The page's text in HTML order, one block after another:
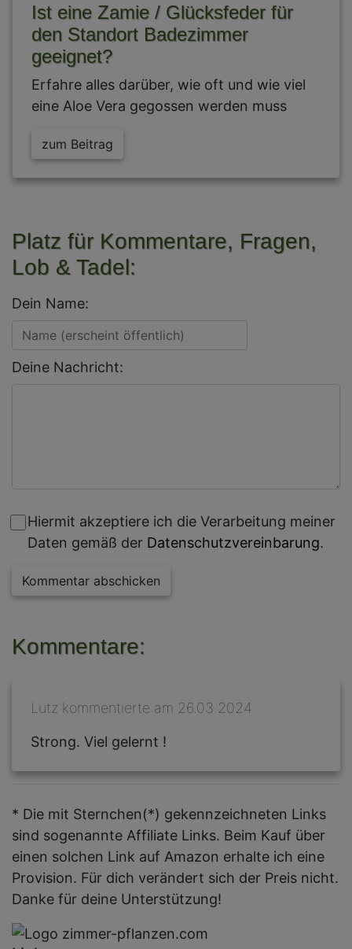
Ist eine Zamie / Glücksfeder für
den Standort Badezimmer
geeignet?
Erfahre alles darüber, wie oft und wie viel
eine Aloe Vera gegossen werden muss
zum Beitrag
Platz für Kommentare, Fragen,
Lob & Tadel:
Dein Name:
Deine Nachricht:
Hiermit akzeptiere ich die Verarbeitung meiner
Daten gemäß der Datenschutzvereinbarung.
Kommentar abschicken
Kommentare:
Lutz kommentierte am 26.03 2024
Strong. Viel gelernt !
* Die mit Sternchen(*) gekennzeichneten Links
sind sogenannte Affiliate Links. Beim Kauf über
einen solchen Link auf Amazon erhalte ich eine
Provision. Für dich verändert sich der Preis nicht.
Danke für deine Unterstützung!